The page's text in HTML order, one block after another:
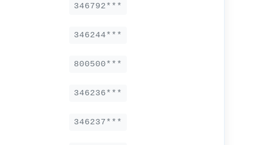
346792***
346244***
800500***
346236***
346237***